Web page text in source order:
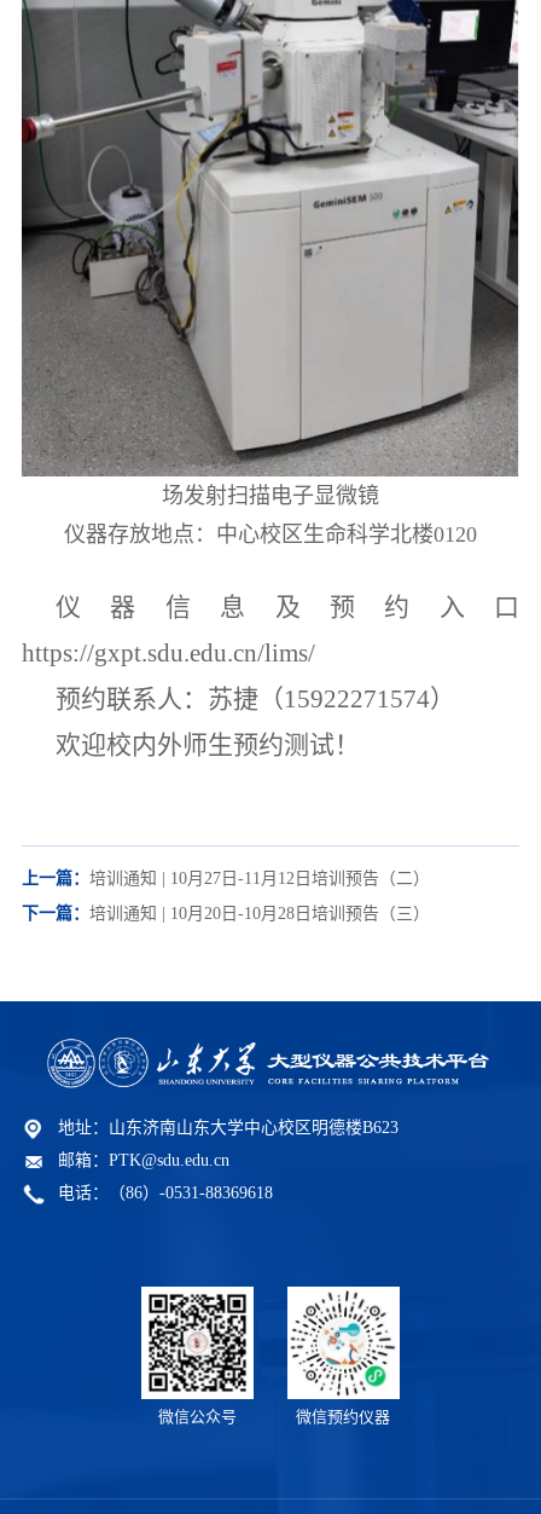
场发射扫描电子显微镜
仪器存放地点：中心校区生命科学北楼0120
仪器信息及预约入口
https://gxpt.sdu.edu.cn/lims/
预约联系人：苏捷（15922271574）
欢迎校内外师生预约测试！
上一篇： 培训通知 | 10月27日-11月12日培训预告（二）
下一篇： 培训通知 | 10月20日-10月28日培训预告（三）
地址：山东济南山东大学中心校区明德楼B623
邮箱：PTK@sdu.edu.cn
电话：（86）-0531-88369618
微信公众号 微信预约仪器